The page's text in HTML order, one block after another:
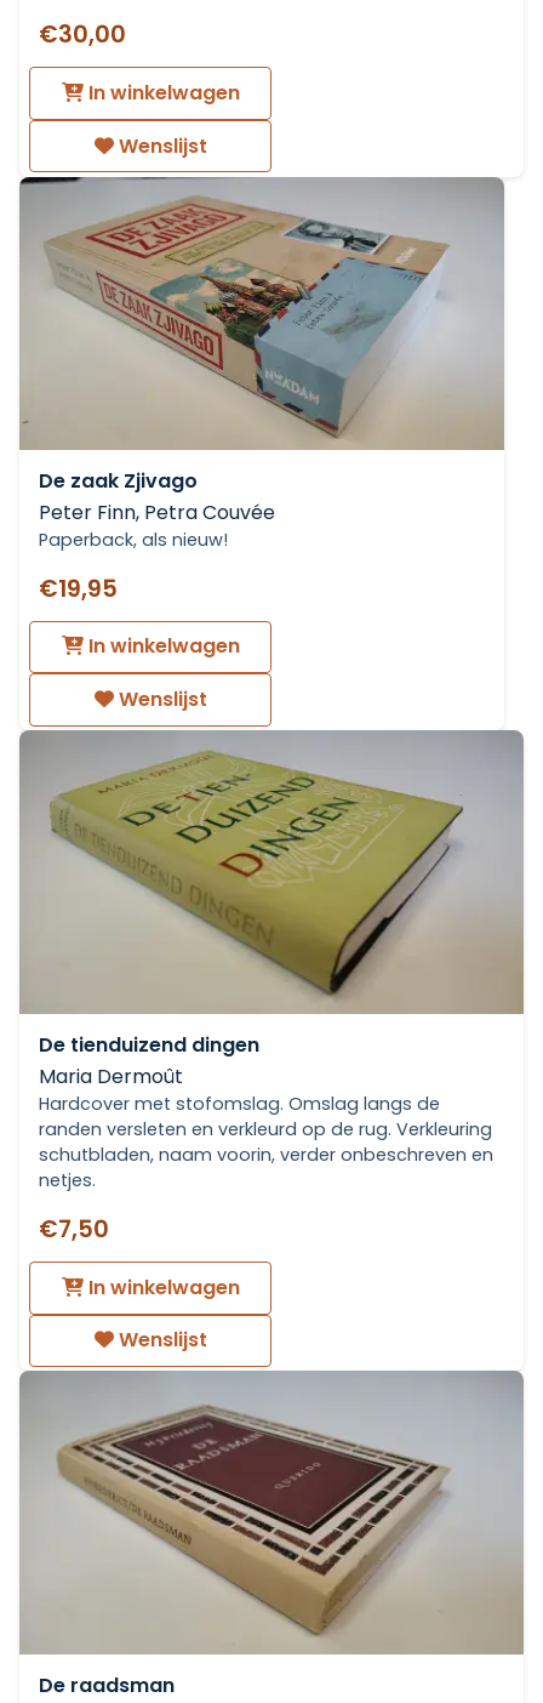
€30,00
In winkelwagen
Wenslijst
De zaak Zjivago
Peter Finn, Petra Couvée
Paperback, als nieuw!
€19,95
In winkelwagen
Wenslijst
De tienduizend dingen
Maria Dermoût
Hardcover met stofomslag. Omslag langs de
randen versleten en verkleurd op de rug. Verkleuring
schutbladen, naam voorin, verder onbeschreven en
netjes.
€7,50
In winkelwagen
Wenslijst
De raadsman